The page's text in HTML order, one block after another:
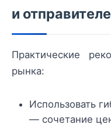
и
Практические
рынка:
Использовать
— сочетание